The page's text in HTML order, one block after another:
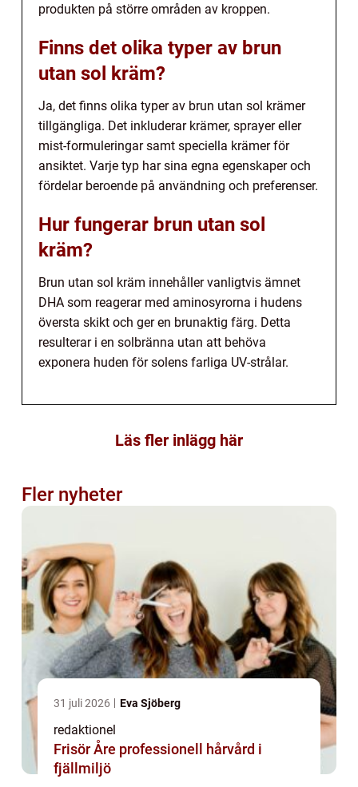
produkten på större områden av kroppen.
Finns det olika typer av brun
utan sol kräm?
Ja, det finns olika typer av brun utan sol krämer
tillgängliga. Det inkluderar krämer, sprayer eller
mist-formuleringar samt speciella krämer för
ansiktet. Varje typ har sina egna egenskaper och
fördelar beroende på användning och preferenser.
Hur fungerar brun utan sol
kräm?
Brun utan sol kräm innehåller vanligtvis ämnet
DHA som reagerar med aminosyrorna i hudens
översta skikt och ger en brunaktig färg. Detta
resulterar i en solbränna utan att behöva
exponera huden för solens farliga UV-strålar.
Läs fler inlägg här
Fler nyheter
31 juli 2026 Eva Sjöberg
redaktionel
Frisör Åre professionell hårvård i
fjällmiljö